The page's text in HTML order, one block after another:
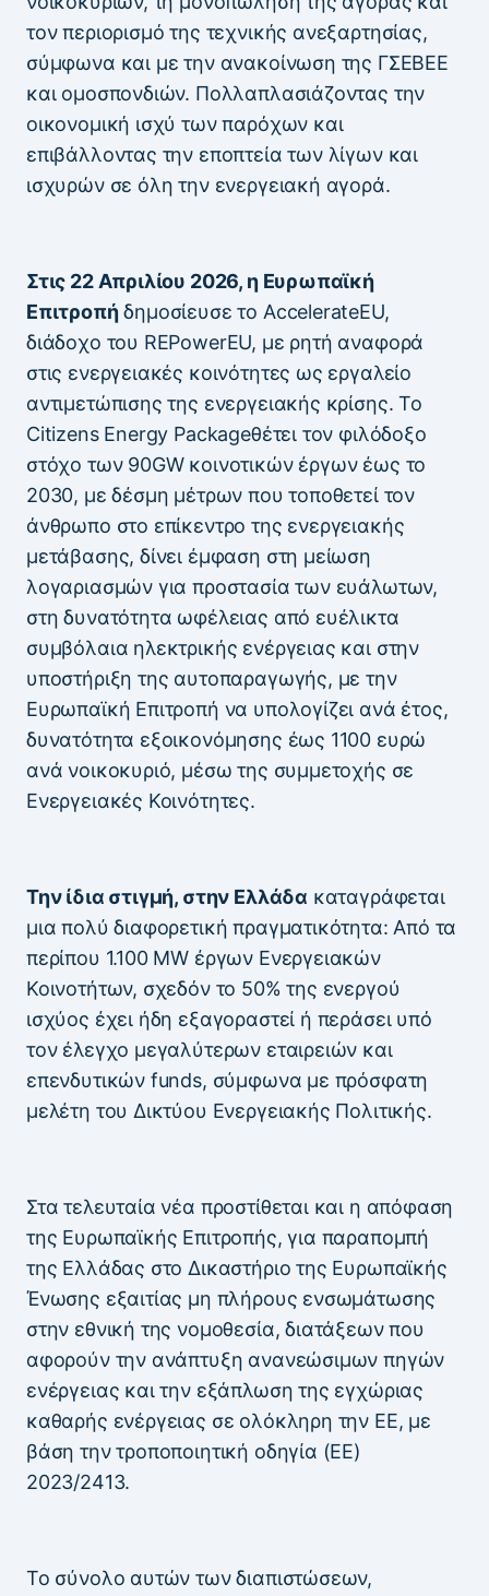
τον περιορισμό της τεχνικής ανεξαρτησίας,
σύμφωνα και με την ανακοίνωση της ΓΣΕΒΕΕ
και ομοσπονδιών. Πολλαπλασιάζοντας την
οικονομική ισχύ των παρόχων και
επιβάλλοντας την εποπτεία των λίγων και
ισχυρών σε όλη την ενεργειακή αγορά.
Στις 22 Απριλίου 2026, η Ευρωπαϊκή
Επιτροπήδημοσίευσε το ΑccelerateEU,
διάδοχο του REPowerEU, με ρητή αναφορά
στις ενεργειακές κοινότητες ως εργαλείο
αντιμετώπισης της ενεργειακής κρίσης. Το
Citizens Energy Packageθέτει τον φιλόδοξο
στόχο των 90GW κοινοτικών έργων έως το
2030, με δέσμη μέτρων που τοποθετεί τον
άνθρωπο στο επίκεντρο της ενεργειακής
μετάβασης, δίνει έμφαση στη μείωση
λογαριασμών για προστασία των ευάλωτων,
στη δυνατότητα ωφέλειας από ευέλικτα
συμβόλαια ηλεκτρικής ενέργειας και στην
υποστήριξη της αυτοπαραγωγής, με την
Ευρωπαϊκή Επιτροπή να υπολογίζει ανά έτος,
δυνατότητα εξοικονόμησης έως 1100 ευρώ
ανά νοικοκυριό, μέσω της συμμετοχής σε
Ενεργειακές Κοινότητες.
Την ίδια στιγμή, στην Ελλάδα καταγράφεται
μια πολύ διαφορετική πραγματικότητα: Από τα
περίπου 1.100 MW έργων Ενεργειακών
Κοινοτήτων, σχεδόν το 50% της ενεργού
ισχύος έχει ήδη εξαγοραστεί ή περάσει υπό
τον έλεγχο μεγαλύτερων εταιρειών και
επενδυτικών funds, σύμφωνα με πρόσφατη
μελέτη του Δικτύου Ενεργειακής Πολιτικής.
Στα τελευταία νέα προστίθεται και η απόφαση
της Ευρωπαϊκής Επιτροπής, για παραπομπή
της Ελλάδας στο Δικαστήριο της Ευρωπαϊκής
Ένωσης εξαιτίας μη πλήρους ενσωμάτωσης
στην εθνική της νομοθεσία, διατάξεων που
αφορούν την ανάπτυξη ανανεώσιμων πηγών
ενέργειας και την εξάπλωση της εγχώριας
καθαρής ενέργειας σε ολόκληρη την ΕΕ, με
βάση την τροποποιητική οδηγία (ΕΕ)
2023/2413.
Το σύνολο αυτών των διαπιστώσεων,